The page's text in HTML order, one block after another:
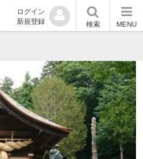
ログイン
新規登録
検索 MENU